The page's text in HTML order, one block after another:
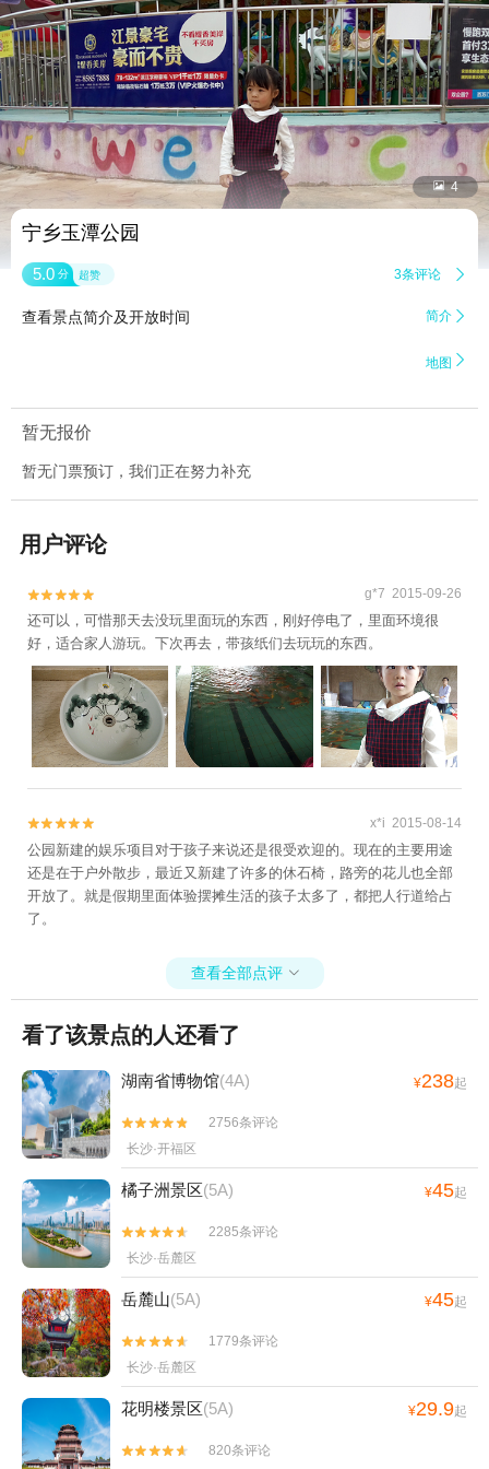
 4
宁乡玉潭公园
5.0 分 超赞 3条评论 
查看景点简介及开放时间 简介 
地图 
暂无报价
暂无门票预订，我们正在努力补充
用户评论

 g*7 2015-09-26
还可以，可惜那天去没玩里面玩的东西，刚好停电了，里面环境很
好，适合家人游玩。下次再去，带孩纸们去玩玩的东西。

 x*i 2015-08-14
公园新建的娱乐项目对于孩子来说还是很受欢迎的。现在的主要用途
还是在于户外散步，最近又新建了许多的休石椅，路旁的花儿也全部
开放了。就是假期里面体验摆摊生活的孩子太多了，都把人行道给占
了。
查看全部点评 
看了该景点的人还看了
湖南省博物馆(4A) ¥238起


2756条评论
长沙·开福区
橘子洲景区(5A) ¥45起


2285条评论
长沙·岳麓区
岳麓山(5A) ¥45起


1779条评论
长沙·岳麓区
花明楼景区(5A) ¥29.9起


820条评论
